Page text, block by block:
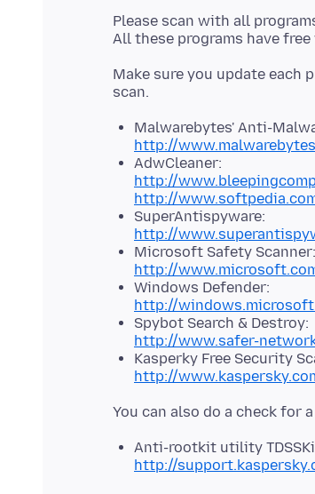
Please scan with all
Make sure you update each
Malwarebytes' Anti-
http://
AdwCleaner:
http://
http://
SuperAntispyware:
http://
Microsoft Safety Scanner:
http://
Windows Defender:
http://
Spybot Search & Destroy:
http://www.safer-
Kasperky Free Security
http://
Anti-rootkit utility
http://